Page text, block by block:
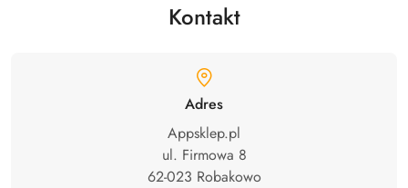
Kontakt
Adres
Appsklep.pl
ul. Firmowa 8
62-023 Robakowo